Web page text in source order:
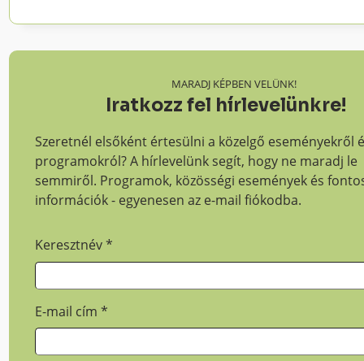
MARADJ KÉPBEN VELÜNK!
Iratkozz fel hírlevelünkre!
Szeretnél elsőként értesülni a közelgő eseményekről
programokról? A hírlevelünk segít, hogy ne maradj le
semmiről. Programok, közösségi események és
információk - egyenesen az e-mail fiókodba.
Keresztnév*
E-mail cím*